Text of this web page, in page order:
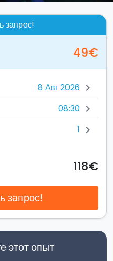
запрос!
49€
chevron_right
08:30 chevron_right
1 chevron_right
118€
запрос!
этот опыт